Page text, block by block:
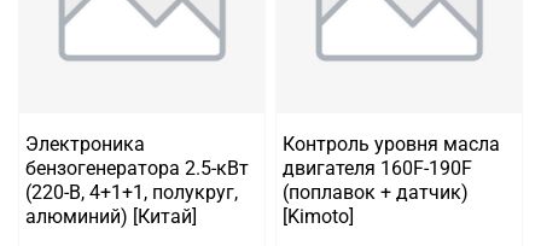
Электроника
бензогенератора 2.5-кВт
(220-B, 4+1+1, полукруг,
алюминий) [Китай]
Контроль уровня масла
двигателя 160F-190F
(поплавок + датчик)
[Kimoto]